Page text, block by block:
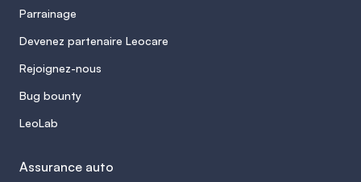
Parrainage
Devenez partenaire Leocare
Rejoignez-nous
Bug bounty
LeoLab
Assurance auto